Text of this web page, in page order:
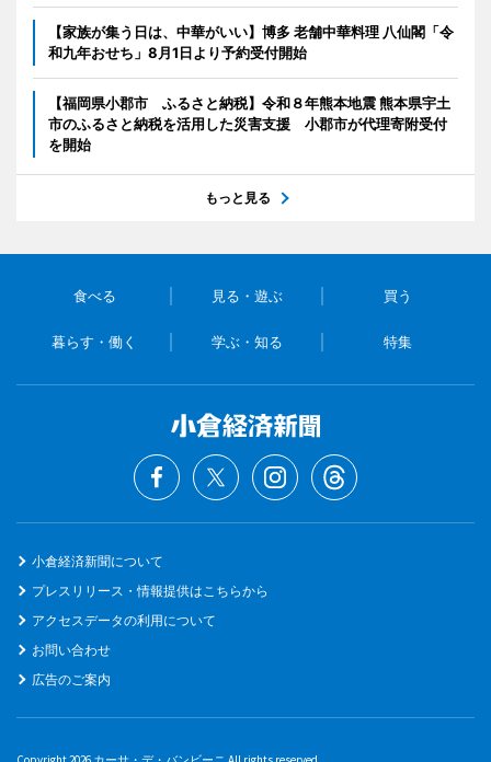
【家族が集う日は、中華がいい】博多 老舗中華料理 八仙閣「令
和九年おせち」8月1日より予約受付開始
【福岡県小郡市 ふるさと納税】令和８年熊本地震 熊本県宇土
市のふるさと納税を活用した災害支援 小郡市が代理寄附受付
を開始
もっと見る
食べる 見る・遊ぶ 買う
暮らす・働く 学ぶ・知る 特集
小倉経済新聞について
プレスリリース・情報提供はこちらから
アクセスデータの利用について
お問い合わせ
広告のご案内